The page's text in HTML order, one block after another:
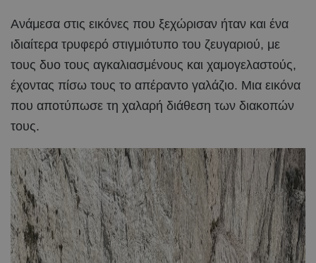
Ανάμεσα στις εικόνες που ξεχώρισαν ήταν και ένα
ιδιαίτερα τρυφερό στιγμιότυπο του ζευγαριού, με
τους δυο τους αγκαλιασμένους και χαμογελαστούς,
έχοντας πίσω τους το απέραντο γαλάζιο. Μια εικόνα
που αποτύπωσε τη χαλαρή διάθεση των διακοπών
τους.